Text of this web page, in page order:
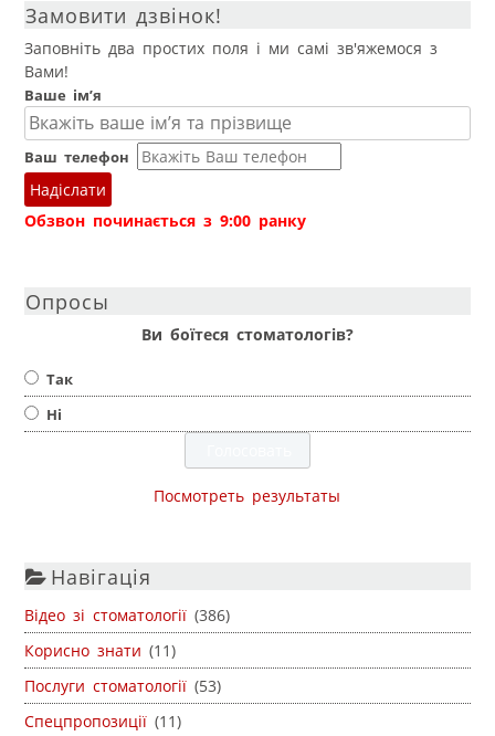
Замовити дзвінок!
Заповніть два простих поля і ми самі зв'яжемося з
Вами!
Ваше ім’я
Ваш телефон
Надіслати
Обзвон починається з 9:00 ранку
Опросы
Ви боїтеся стоматологів?
Так
Ні
Посмотреть результаты
Навігація
Відео зі стоматології (386)
Корисно знати (11)
Послуги стоматології (53)
Спецпропозиції (11)